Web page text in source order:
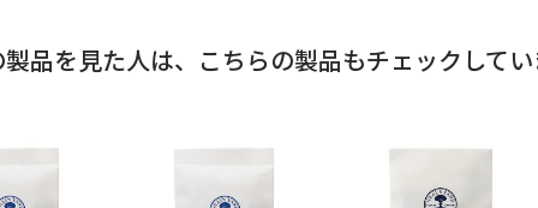
品を見た人は、 こちらの製品もチェックして